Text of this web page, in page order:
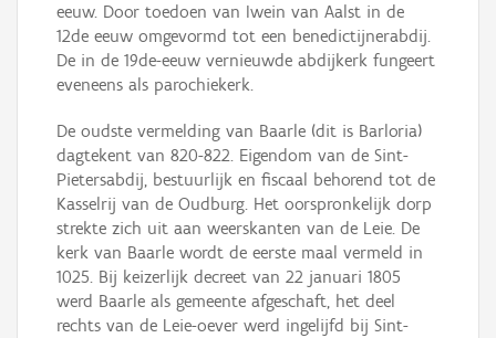
eeuw. Door toedoen van Iwein van Aalst in de
12de eeuw omgevormd tot een benedictijnerabdij.
De in de 19de-eeuw vernieuwde abdijkerk fungeert
eveneens als parochiekerk.
De oudste vermelding van Baarle (dit is Barloria)
dagtekent van 820-822. Eigendom van de Sint-
Pietersabdij, bestuurlijk en fiscaal behorend tot de
Kasselrij van de Oudburg. Het oorspronkelijk dorp
strekte zich uit aan weerskanten van de Leie. De
kerk van Baarle wordt de eerste maal vermeld in
1025. Bij keizerlijk decreet van 22 januari 1805
werd Baarle als gemeente afgeschaft, het deel
rechts van de Leie-oever werd ingelijfd bij Sint-